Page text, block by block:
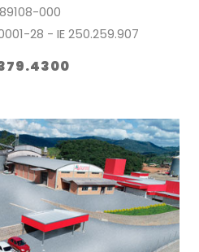
000
28 - IE 250.259.907